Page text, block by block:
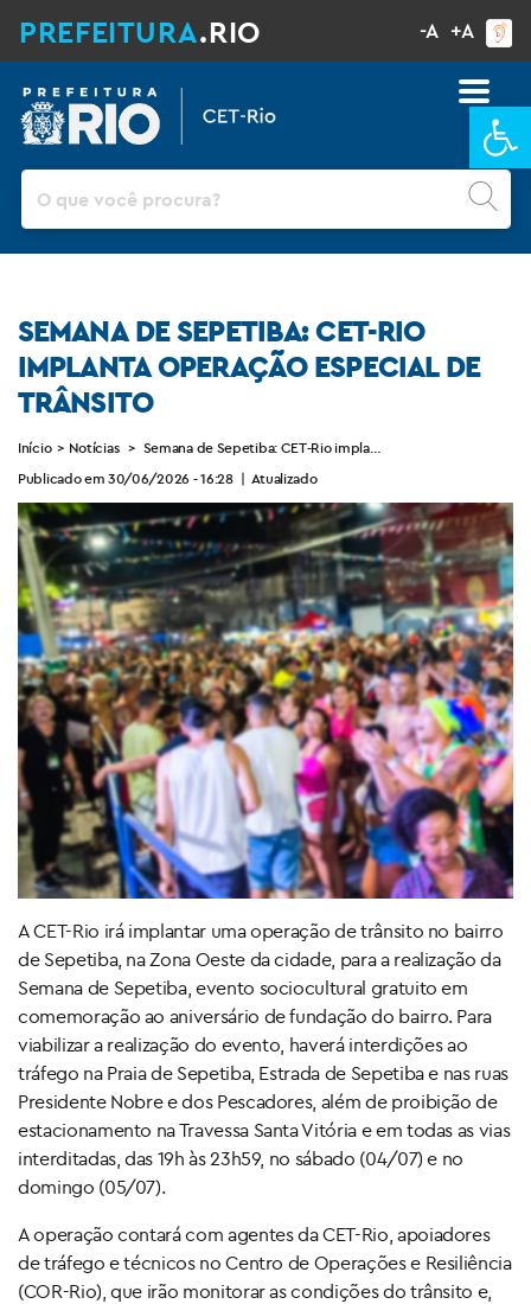
PREFEITURA.RIO -A +A
Pesquisar
SEMANA DE SEPETIBA: CET-RIO
IMPLANTA OPERAÇÃO ESPECIAL DE
TRÂNSITO
Início > Notícias > Semana de Sepetiba: CET-Rio implanta operação especial
Publicado em 30/06/2026 - 16:28 | Atualizado
A CET-Rio irá implantar uma operação de trânsito no bairro
de Sepetiba, na Zona Oeste da cidade, para a realização da
Semana de Sepetiba, evento sociocultural gratuito em
comemoração ao aniversário de fundação do bairro. Para
viabilizar a realização do evento, haverá interdições ao
tráfego na Praia de Sepetiba, Estrada de Sepetiba e nas ruas
Presidente Nobre e dos Pescadores, além de proibição de
estacionamento na Travessa Santa Vitória e em todas as vias
interditadas, das 19h às 23h59, no sábado (04/07) e no
domingo (05/07).
A operação contará com agentes da CET-Rio, apoiadores
de tráfego e técnicos no Centro de Operações e Resiliência
(COR-Rio), que irão monitorar as condições do trânsito e,